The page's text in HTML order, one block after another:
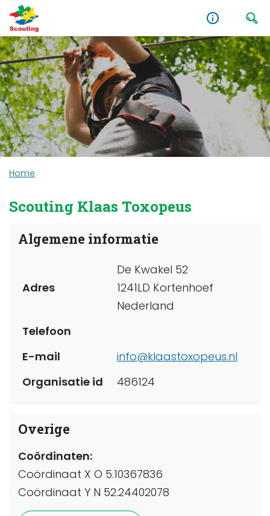
Home
Scouting Klaas Toxopeus
Algemene informatie
Adres
De Kwakel 52
1241LD Kortenhoef
Nederland
Telefoon
E-mail
info@klaastoxopeus.nl
Organisatie id
486124
Overige
Coördinaten:
Coördinaat X O 5.10367836
Coördinaat Y N 52.24402078